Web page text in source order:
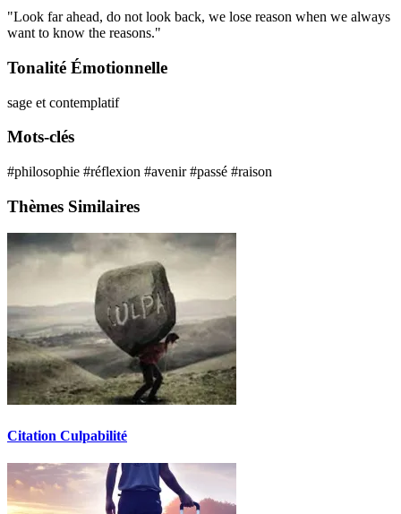
"Look far ahead, do not look back, we lose reason when we always
want to know the reasons."
Tonalité Émotionnelle
sage et contemplatif
Mots-clés
#philosophie #réflexion #avenir#passé #raison
Thèmes Similaires
Citation Culpabilité